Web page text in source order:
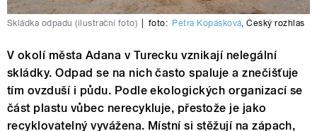
Skládka odpadu (ilustrační foto) foto: Petra Kopásková,Český rozhlas
V okolí města Adana v Turecku vznikají nelegální
skládky. Odpad se na nich často spaluje a znečišťuje
tím ovzduší i půdu. Podle ekologických organizací se
část plastu vůbec nerecykluje, přestože je jako
recyklovatelný vyvážena. Místní si stěžují na zápach,